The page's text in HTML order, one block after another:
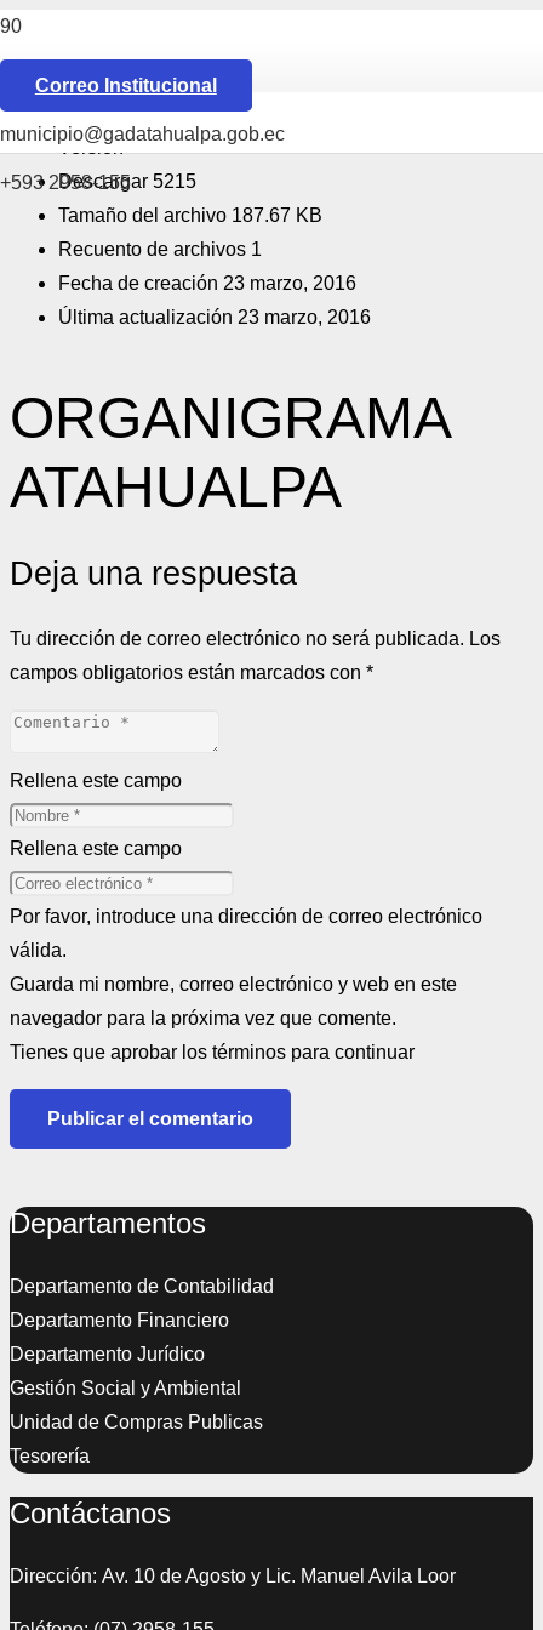
Correo Institucional
municipio@gadatahualpa.gob.ec
+593 2958-155
[featured_image]
Descargar
Download is available until [expire_date]
Versión
Descargar 5215
Tamaño del archivo 187.67 KB
Recuento de archivos 1
Fecha de creación 23 marzo, 2016
Última actualización 23 marzo, 2016
ORGANIGRAMA
ATAHUALPA
Deja una respuesta
Tu dirección de correo electrónico no será publicada. Los
campos obligatorios están marcados con *
Rellena este campo
Rellena este campo
Por favor, introduce una dirección de correo electrónico
válida.
Guarda mi nombre, correo electrónico y web en este
navegador para la próxima vez que comente.
Tienes que aprobar los términos para continuar
Publicar el comentario
Departamentos
Departamento de Contabilidad
Departamento Financiero
Departamento Jurídico
Gestión Social y Ambiental
Unidad de Compras Publicas
Tesorería
Contáctanos
Dirección: Av. 10 de Agosto y Lic. Manuel Avila Loor